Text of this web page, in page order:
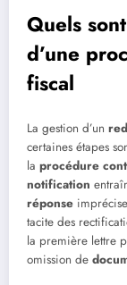
Quels
d’une
fiscal
La gestion d’un
certaines étapes
la procédure
notification
réponse
tacite des
la première lettre
omission de